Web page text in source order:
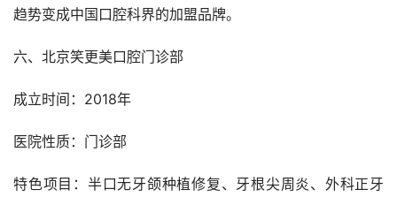
趋势变成中国口腔科界的加盟品牌。
六、北京笑更美口腔门诊部
成立时间：2018年
医院性质：门诊部
特色项目：半口无牙颌种植修复、牙根尖周炎、外科正牙